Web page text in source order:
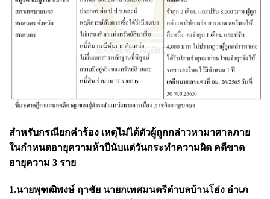
สำหรับกรณียกคำร้อง เหตุไม่ได้ตัวผู้ถูกกล่าวหามาศาลภาย
ในกําหนดอายุความห้าปีนับแต่วันกระทําความผิด คดีขาด
อายุความ 3 ราย
1.นายพุฑฒิพงษ์ ฤาชัย นายกเทศมนตรีตําบลบ้านโฮ่ง อําเภ